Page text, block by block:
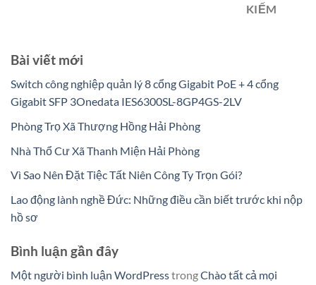
KIẾM
Bài viết mới
Switch công nghiệp quản lý 8 cổng Gigabit PoE + 4 cổng
Gigabit SFP 3Onedata IES6300SL-8GP4GS-2LV
Phòng Trọ Xã Thượng Hồng Hải Phòng
Nhà Thổ Cư Xã Thanh Miện Hải Phòng
Vì Sao Nên Đặt Tiệc Tất Niên Công Ty Trọn Gói?
Lao động lành nghề Đức: Những điều cần biết trước khi nộp
hồ sơ
Bình luận gần đây
Một người bình luận WordPresstrongChào tất cả mọi